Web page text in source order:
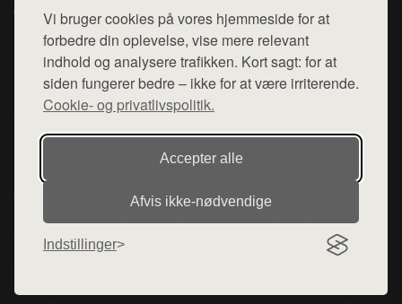
Vi bruger cookies på vores hjemmeside for at
forbedre din oplevelse, vise mere relevant
indhold og analysere trafikken. Kort sagt: for at
siden fungerer bedre – ikke for at være irriterende.
Cookie- og privatlivspolitik.
Accepter alle
Afvis ikke‑nødvendige
Indstillinger
Top Rabatter
Kontakt
Mail: hej@want.dk
Cookie- og privatlivspolitik
Denne side er en del af want.dk, der udgiver en række
hjemmesider med præsentation af forskellige produkter fra
diverse webshops. Der sælges ikke varer fra denne side - vi
henviser til de shops, som sælger varen. Vi har heller ikke
varerne på lager.